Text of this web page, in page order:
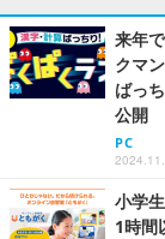
来年
クマ
ばっ
公開
PC
小学
1時間